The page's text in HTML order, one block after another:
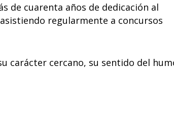
de cuarenta años de dedicación al
regularmente a concursos
carácter cercano, su sentido del